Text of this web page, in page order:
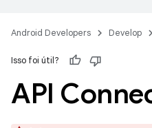
Android Developers Develop
Isso foi útil?
API